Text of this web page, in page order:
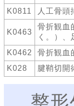
K0811
人工骨
K0463
骨折観血
く。）、
K0462
骨折観血
K028
腱鞘切開
整形